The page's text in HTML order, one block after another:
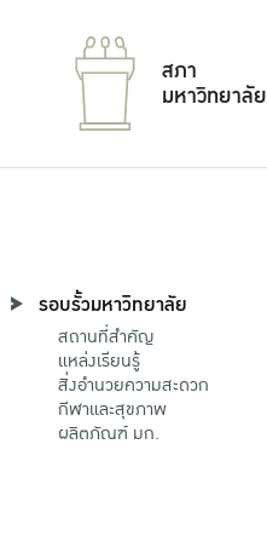
สภา
มหาวิทยาลัย
รอบรั้วมหาวิทยาลัย
สถานที่สำคัญ
แหล่งเรียนรู้
สิ่งอำนวยความสะดวก
กีฬาและสุขภาพ
ผลิตภัณฑ์ มก.